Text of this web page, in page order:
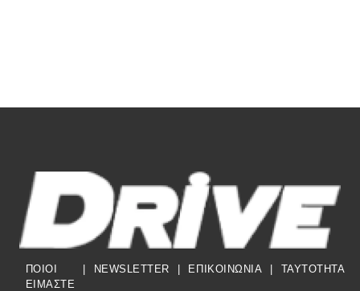
ΠΟΙΟΙ
ΕΙΜΑΣΤΕ
| NEWSLETTER | ΕΠΙΚΟΙΝΩΝΙΑ | TAYTOTHTA